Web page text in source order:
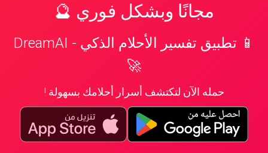
مجانًا وبشكل فوري 🔮
📱 تطبيق تفسير الأحلام الذكي - DreamAI
🚀
حمله الآن لتكتشف أسرار أحلامك بسهولة !